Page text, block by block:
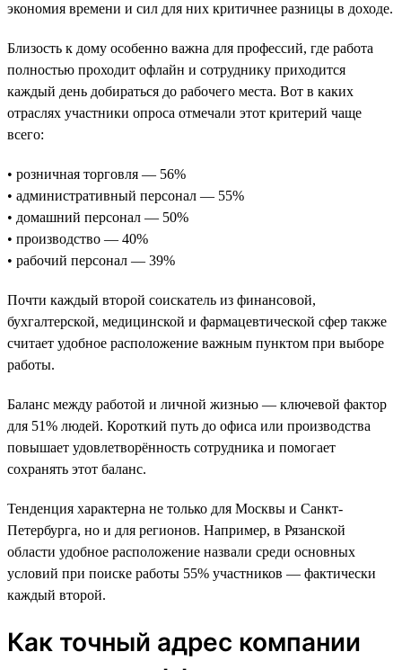
экономия времени и сил для них критичнее разницы в доходе.
Близость к дому особенно важна для профессий, где работа
полностью проходит офлайн и сотруднику приходится
каждый день добираться до рабочего места. Вот в каких
отраслях участники опроса отмечали этот критерий чаще
всего:
• розничная торговля — 56%
• административный персонал — 55%
• домашний персонал — 50%
• производство — 40%
• рабочий персонал — 39%
Почти каждый второй соискатель из финансовой,
бухгалтерской, медицинской и фармацевтической сфер также
считает удобное расположение важным пунктом при выборе
работы.
Баланс между работой и личной жизнью — ключевой фактор
для 51% людей. Короткий путь до офиса или производства
повышает удовлетворённость сотрудника и помогает
сохранять этот баланс.
Тенденция характерна не только для Москвы и Санкт-
Петербурга, но и для регионов. Например, в Рязанской
области удобное расположение назвали среди основных
условий при поиске работы 55% участников — фактически
каждый второй.
Как точный адрес компании